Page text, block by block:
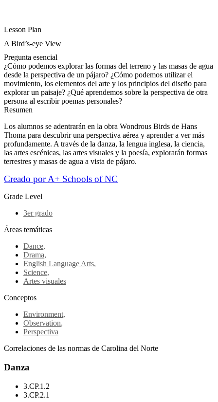
Lesson Plan
A Bird’s-eye View
Pregunta esencial
¿Cómo podemos explorar las formas del terreno y las masas de agua
desde la perspectiva de un pájaro? ¿Cómo podemos utilizar el
movimiento, los elementos del arte y los principios del diseño para
explorar un paisaje? ¿Qué aprendemos sobre la perspectiva de otra
persona al escribir poemas personales?
Resumen
Los alumnos se adentrarán en la obra Wondrous Birds de Hans
Thoma para descubrir una perspectiva aérea y aprender a ver más
profundamente. A través de la danza, la lengua inglesa, la ciencia,
las artes escénicas, las artes visuales y la poesía, explorarán formas
terrestres y masas de agua a vista de pájaro.
Creado por A+ Schools of NC
Grade Level
3er grado
Áreas temáticas
Dance,
Drama,
English Language Arts,
Science,
Artes visuales
Conceptos
Environment,
Observation,
Perspectiva
Correlaciones de las normas de Carolina del Norte
Danza
3.CP.1.2
3.CP.2.1